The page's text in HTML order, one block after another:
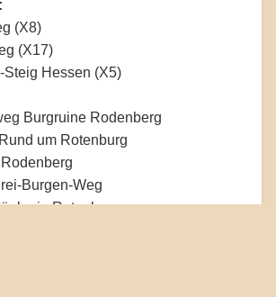
(X8)
(X17)
Steig Hessen (X5)
Burgruine Rodenberg
um Rotenburg
Burgen-Weg
Rotenburg